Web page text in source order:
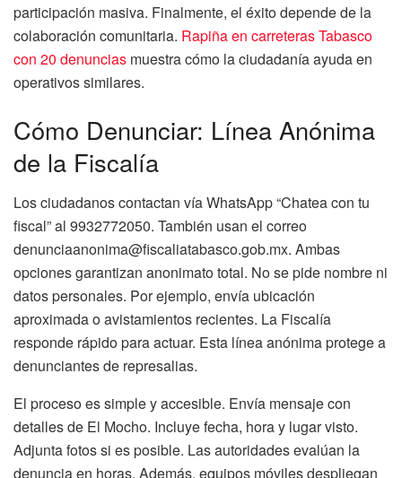
participación masiva. Finalmente, el éxito depende de la
colaboración comunitaria. Rapiña en carreteras Tabasco
con 20 denuncias muestra cómo la ciudadanía ayuda en
operativos similares.
Cómo Denunciar: Línea Anónima
de la Fiscalía
Los ciudadanos contactan vía WhatsApp “Chatea con tu
fiscal” al 9932772050. También usan el correo
denunciaanonima@fiscaliatabasco.gob.mx. Ambas
opciones garantizan anonimato total. No se pide nombre ni
datos personales. Por ejemplo, envía ubicación
aproximada o avistamientos recientes. La Fiscalía
responde rápido para actuar. Esta línea anónima protege a
denunciantes de represalias.
El proceso es simple y accesible. Envía mensaje con
detalles de El Mocho. Incluye fecha, hora y lugar visto.
Adjunta fotos si es posible. Las autoridades evalúan la
denuncia en horas. Además, equipos móviles despliegan